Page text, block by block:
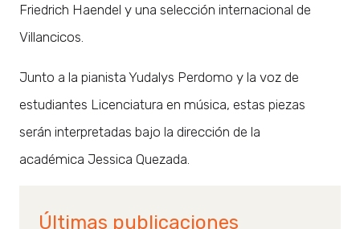
Friedrich Haendel y una selección internacional de
Villancicos.
Junto a la pianista Yudalys Perdomo y la voz de
estudiantes Licenciatura en música, estas piezas
serán interpretadas bajo la dirección de la
académica Jessica Quezada.
Últimas publicaciones